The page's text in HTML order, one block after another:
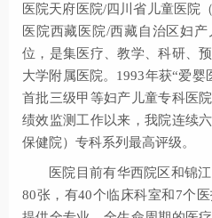
医院天府医院/四川省儿童医院
医院西藏医院/西藏自治区妇
位，是集医疗、教学、科研、
大学附属医院。1993年获“爱婴
首批三级甲等妇产儿童专科医
绩效监测工作以来，我院连续
保健院）专科系列最高评级。
医院目前有华西院区和锦
80张，有40个临床科室和7个